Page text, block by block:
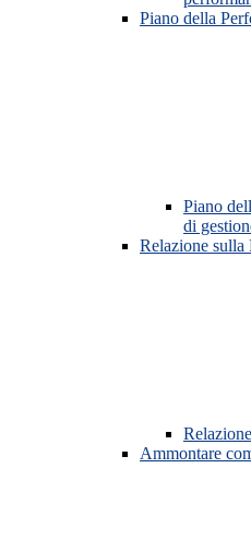
Piano della
Piano
di
Relazione sulla
Ammontare